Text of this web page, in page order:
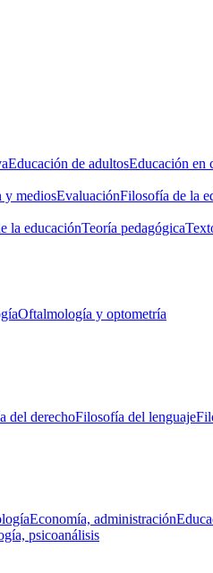
Educación de adultosEducación en
y mediosEvaluaciónFilosofía de la
la educaciónTeoría pedagógica
Oftalmología y optometría
del derechoFilosofía del lenguaje
Economía, administración
psicoanálisis